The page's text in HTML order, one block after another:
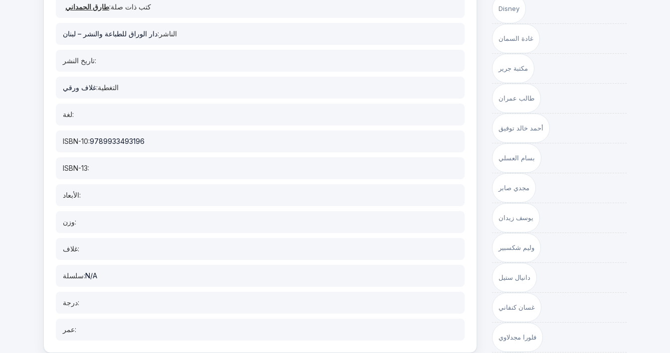
كتب ذات صلة:طارق الحمداني
الناشر:دار الوراق للطباعة والنشر – لبنان
تاريخ النشر:
التغطية:غلاف ورقي
لغة:
ISBN-10:9789933493196
ISBN-13:
الأبعاد:
وزن:
غلاف:
سلسلة:N/A
درجة:
عمر:
Disney
غادة السمان
مكتبة جرير
طالب عمران
أحمد خالد توفيق
بسام العسلي
مجدي صابر
يوسف زيدان
وليم شكسبير
دانيال ستيل
غسان كنفاني
فلورا مجدلاوي